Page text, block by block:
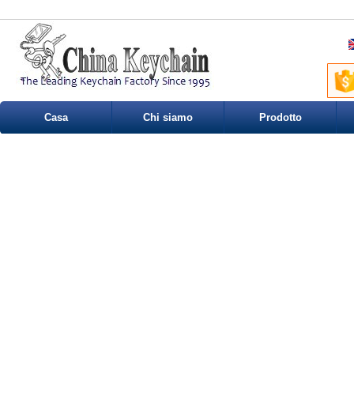
Casa Chi siamo Prodotto